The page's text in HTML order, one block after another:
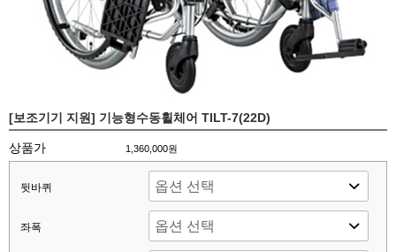
[보조기기 지원] 기능형수동휠체어 TILT-7(22D)
상품가 1,360,000원
뒷바퀴
좌폭